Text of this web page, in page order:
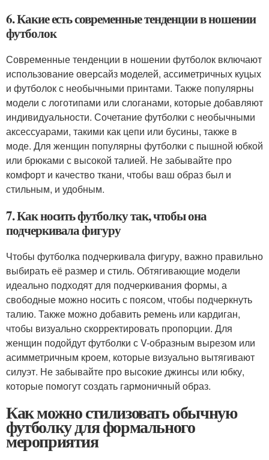
6. Какие есть современные тенденции в ношении
футболок
Современные тенденции в ношении футболок включают
использование оверсайз моделей, ассиметричных куцых
и футболок с необычными принтами. Также популярны
модели с логотипами или слоганами, которые добавляют
индивидуальности. Сочетание футболки с необычными
аксессуарами, такими как цепи или бусины, также в
моде. Для женщин популярны футболки с пышной юбкой
или брюками с высокой талией. Не забывайте про
комфорт и качество ткани, чтобы ваш образ был и
стильным, и удобным.
7. Как носить футболку так, чтобы она
подчеркивала фигуру
Чтобы футболка подчеркивала фигуру, важно правильно
выбирать её размер и стиль. Обтягивающие модели
идеально подходят для подчеркивания формы, а
свободные можно носить с поясом, чтобы подчеркнуть
талию. Также можно добавить ремень или кардиган,
чтобы визуально скорректировать пропорции. Для
женщин подойдут футболки с V-образным вырезом или
асимметричным кроем, которые визуально вытягивают
силуэт. Не забывайте про высокие джинсы или юбку,
которые помогут создать гармоничный образ.
Как можно стилизовать обычную
футболку для формального
мероприятия